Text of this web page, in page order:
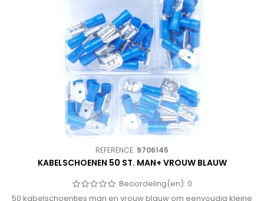
REFERENCE: 9706145
KABELSCHOENEN 50 ST. MAN+ VROUW BLAUW
Beoordeling(en): 0
50 kabelschoentjes man en vrouw blauw om eenvoudig kleine